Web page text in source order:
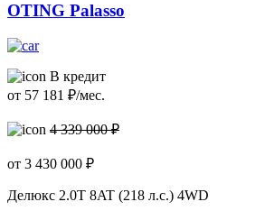
OTING Palasso
В кредит
от 57 181 ₽/мес.
4 339 000 ₽
от 3 430 000 ₽
Делюкс 2.0T 8AT (218 л.с.) 4WD